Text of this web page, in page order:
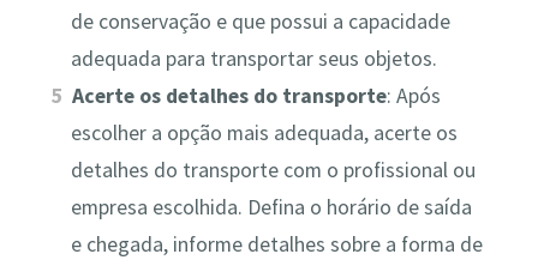
de conservação e que possui a capacidade
adequada para transportar seus objetos.
Acerte os detalhes do transporte: Após
escolher a opção mais adequada, acerte os
detalhes do transporte com o profissional ou
empresa escolhida. Defina o horário de saída
e chegada, informe detalhes sobre a forma de